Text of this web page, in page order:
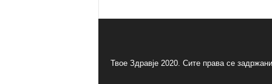
Твое Здравје 2020. Сите права се